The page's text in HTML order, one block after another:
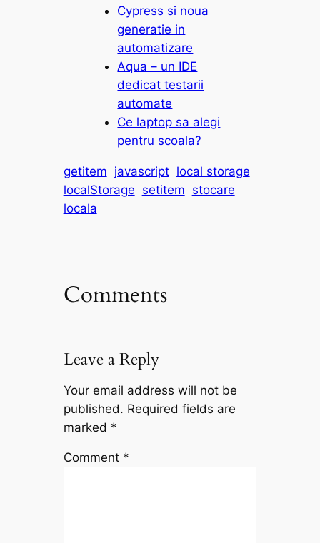
Cypress si noua
generatie in
automatizare
Aqua – un IDE
dedicat testarii
automate
Ce laptop sa alegi
pentru scoala?
getitem javascript local storage
localStorage setitem stocare
locala
Comments
Leave a Reply
Your email address will not be
published. Required fields are
marked *
Comment *